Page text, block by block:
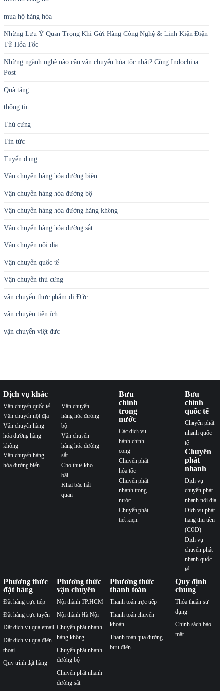
mua hộ hàng hóa
Những Lưu Ý Quan Trọng Khi Gửi Hàng Công Nghệ & Linh Kiện Điện
Tử Hỏa Tốc
Những ngành nghề nào cần vận chuyển hỏa tốc nhất? Cùng Indochina
Post
Quà tặng
thông tin
Thú cưng
Tin tức
Tuyển dụng
Vận chuyển hàng hóa đường biển
Vận chuyển hàng hóa đường bộ
Vận chuyển hàng hóa đường hàng không
Vận chuyển hàng hóa đường sắt
Vận chuyển nội địa
Vận chuyển quốc tế
Vận chuyển thú cưng
vận chuyển thực phẩm đi Đức
vận chuyển tiện ích
vận chuyển việt đức
Dịch vụ khác
Vận chuyển quốc tế
Vận chuyển nội địa
Vận chuyển hàng
hóa đường hàng
không
Vận chuyển hàng
hóa đường biển
Vận chuyển
hàng hóa đường
bộ
Vận chuyển
hàng hóa đường
sắt
Cho thuê kho
bãi
Khai báo hải
quan
Bưu
chính
trong
nước
Các dịch vụ
hành chính
công
Chuyển phát
hỏa tốc
Chuyển phát
nhanh trong
nước
Chuyển phát
tiết kiệm
Bưu
chính
quốc tế
Chuyển phát
nhanh quốc
tế
Chuyển
phát
nhanh
Dịch vụ
chuyển phát
nhanh nội địa
Dịch vụ phát
hàng thu tiền
(COD)
Dịch vụ
chuyển phát
nhanh quốc
tế
Phương thức
đặt hàng
Đặt hàng trực tiếp
Đặt hàng trực tuyến
Đặt dịch vụ qua email
Đặt dịch vụ qua điện
thoại
Quy trình đặt hàng
Phương thức
vận chuyển
Nội thành TP.HCM
Nội thành Hà Nội
Chuyển phát nhanh
hàng không
Chuyển phát nhanh
đường bộ
Chuyển phát nhanh
đường sắt
Phương thức
thanh toán
Thanh toán trực tiếp
Thanh toán chuyển
khoản
Thanh toán qua đường
bưu điện
Quy định
chung
Thỏa thuận sử
dụng
Chính sách bảo
mật